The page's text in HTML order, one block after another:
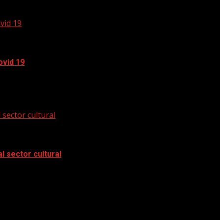
19
19
sector cultural
sector cultural